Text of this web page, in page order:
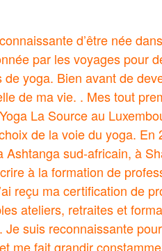
d’être née
par les voyages pour
yoga. Bien avant de
de ma vie. . Mes tout
La Source au
de la voie du yoga. En
Ashtanga sud-africain, à
à la formation de
reçu ma certification de
ateliers, retraites et
Je suis reconnaissante
me fait grandir